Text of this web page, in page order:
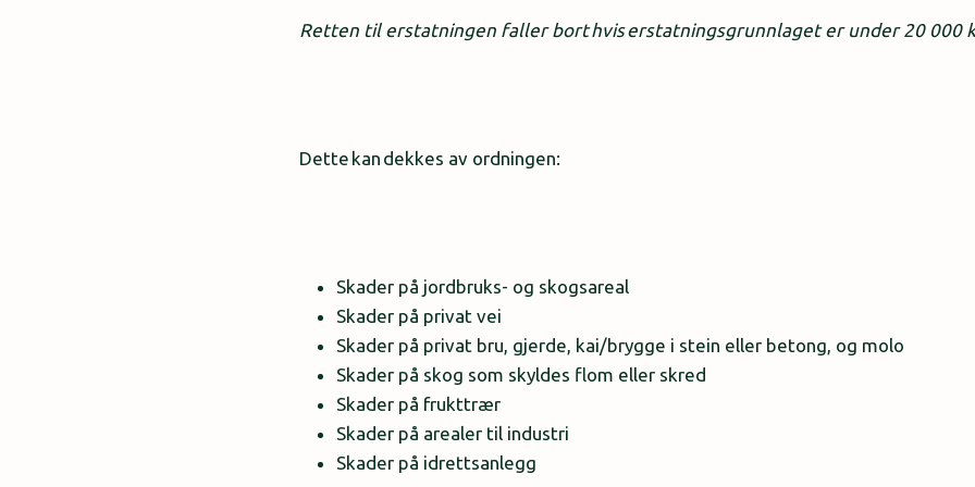
Retten til erstatningen faller bort hvis erstatningsgrunnlaget er under 20 000
Dette kan dekkes av ordningen:
Skader på jordbruks- og skogsareal
Skader på privat vei
Skader på privat bru, gjerde, kai/brygge i stein eller betong, og molo
Skader på skog som skyldes flom eller skred
Skader på frukttrær
Skader på arealer til industri
Skader på idrettsanlegg